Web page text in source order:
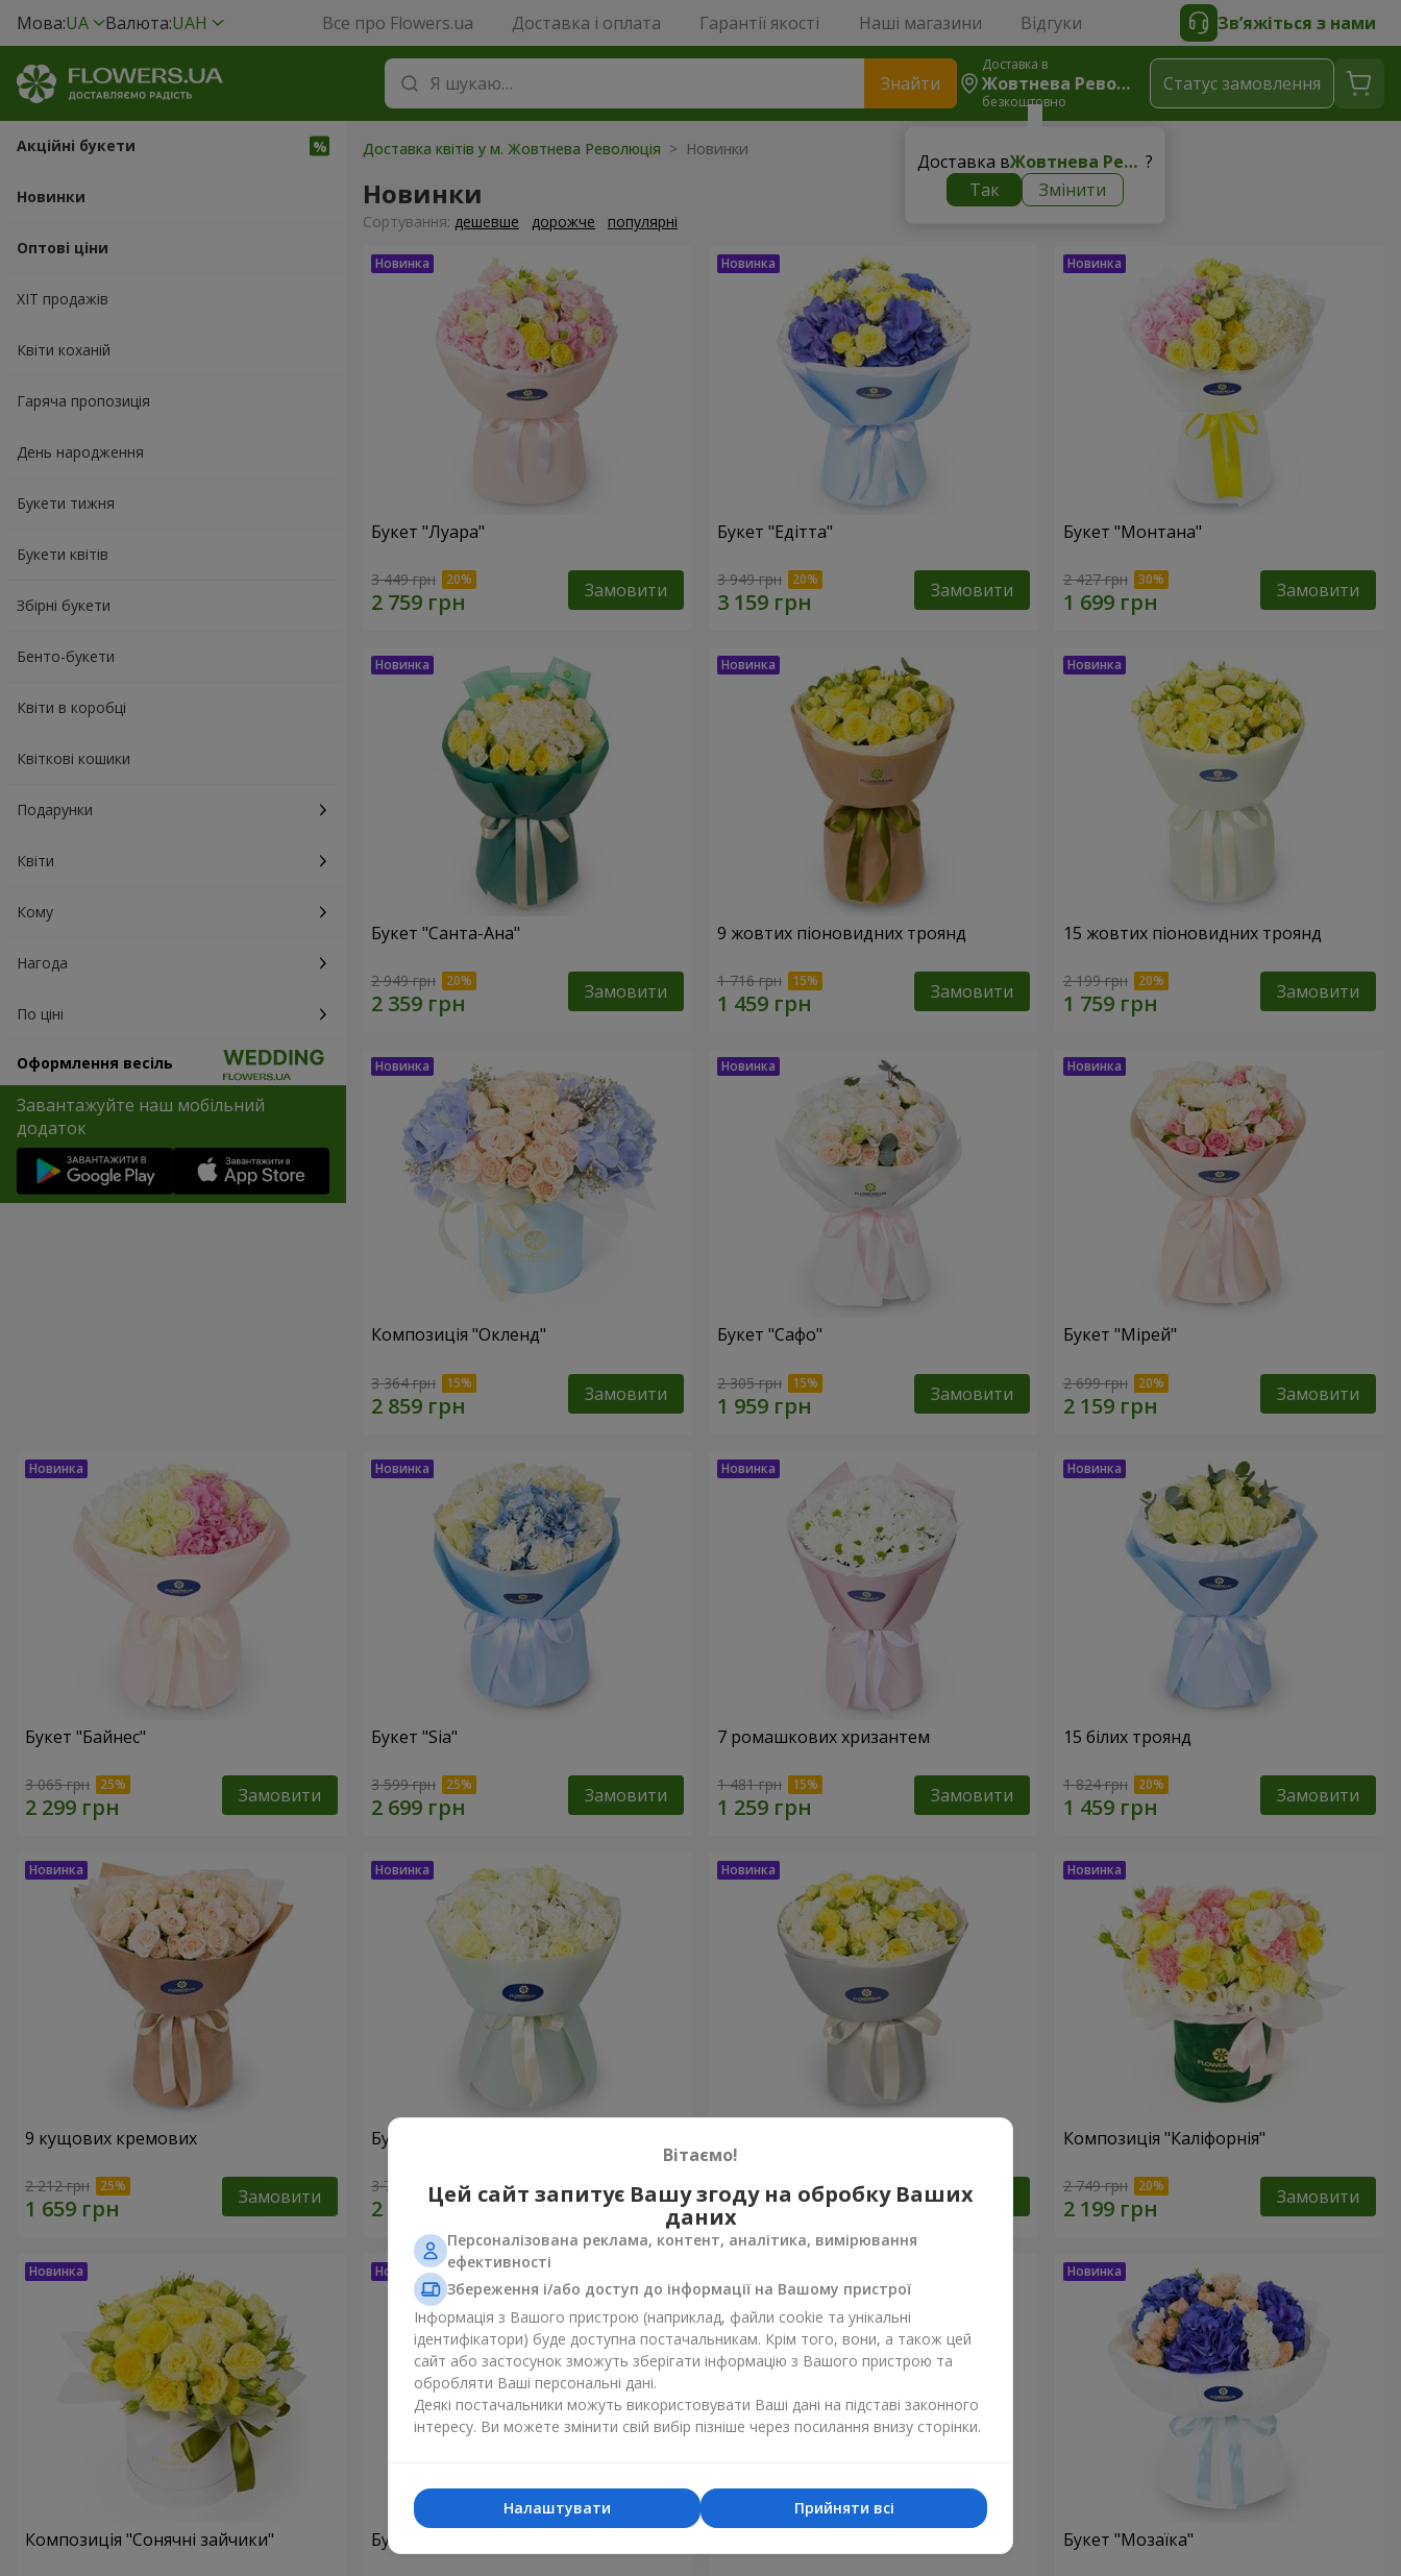
Мова:UA Валюта:UAH Все про Flowers.ua Доставка і оплата Гарантії якості Наші магазини Відгуки Зв’яжіться з нами
Знайти
Доставка в
Жовтнева Революція
безкоштовно
Доставка в Жовтнева Революція ?
Так
Змінити
Статус замовлення
Акційні букети
Новинки
Оптові ціни
ХІТ продажів
Квіти коханій
Гаряча пропозиція
День народження
Букети тижня
Букети квітів
Збірні букети
Бенто-букети
Квіти в коробці
Квіткові кошики
Подарунки
Квіти
Кому
Нагода
По ціні
Оформлення весіль
Завантажуйте наш мобільний
додаток
Доставка квітів у м. Жовтнева Революція > Новинки
Новинки
Сортування: дешевше дорожче популярні
Букет "Луара"
3 449 грн Замовити
Букет "Едітта"
3 949 грн Замовити
Букет "Монтана"
2 427 грн Замовити
Букет "Санта-Ана"
2 949 грн Замовити
9 жовтих піоновидних троянд
1 716 грн Замовити
15 жовтих піоновидних троянд
2 199 грн Замовити
Композиція "Окленд"
3 364 грн Замовити
Букет "Сафо"
2 305 грн Замовити
Букет "Мірей"
2 699 грн Замовити
Букет "Байнес"
3 065 грн Замовити
Букет "Sia"
3 599 грн Замовити
7 ромашкових хризантем
1 481 грн Замовити
15 білих троянд
1 824 грн Замовити
9 кущових кремових
2 212 грн Замовити
Букет "Ваба"
3 799 грн Замовити 3 279 грн Замовити
Композиція "Каліфорнія"
2 749 грн Замовити
Композиція "Сонячні зайчики" Букет "Леді Грей" Букет "Мозаїка"
Вітаємо!
Цей сайт запитує Вашу згоду на обробку Ваших
даних
Персоналізована реклама, контент, аналітика, вимірювання
ефективності
Збереження і/або доступ до інформації на Вашому пристрої
Інформація з Вашого пристрою (наприклад, файли cookie та унікальні
ідентифікатори) буде доступна постачальникам. Крім того, вони, а також цей
сайт або застосунок зможуть зберігати інформацію з Вашого пристрою та
обробляти Ваші персональні дані.
Деякі постачальники можуть використовувати Ваші дані на підставі законного
інтересу. Ви можете змінити свій вибір пізніше через посилання внизу сторінки.
Прийняти всі
Налаштувати